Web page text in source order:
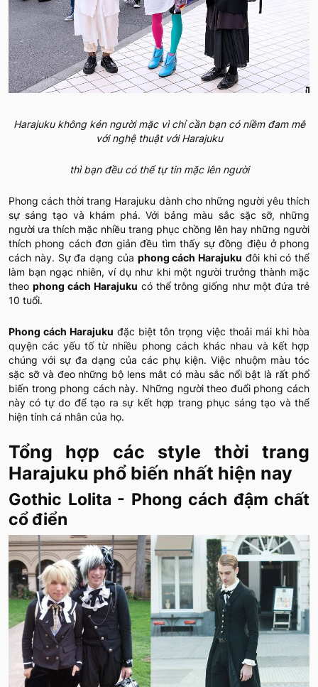
Harajuku không kén người mặc vì chỉ cần bạn có niềm đam mê
với nghệ thuật với Harajuku
thì bạn đều có thể tự tin mặc lên người
Phong cách thời trang Harajuku dành cho những người yêu thích
sự sáng tạo và khám phá. Với bảng màu sắc sặc sỡ, những
người ưa thích mặc nhiều trang phục chồng lên hay những người
thích phong cách đơn giản đều tìm thấy sự đồng điệu ở phong
cách này. Sự đa dạng của phong cách Harajuku đôi khi có thể
làm bạn ngạc nhiên, ví dụ như khi một người trưởng thành mặc
theo phong cách Harajuku có thể trông giống như một đứa trẻ
10 tuổi.
Phong cách Harajuku đặc biệt tôn trọng việc thoải mái khi hòa
quyện các yếu tố từ nhiều phong cách khác nhau và kết hợp
chúng với sự đa dạng của các phụ kiện. Việc nhuộm màu tóc
sặc sỡ và đeo những bộ lens mắt có màu sắc nổi bật là rất phổ
biến trong phong cách này. Những người theo đuổi phong cách
này có tự do để tạo ra sự kết hợp trang phục sáng tạo và thể
hiện tính cá nhân của họ.
Tổng hợp các style thời trang
Harajuku phổ biến nhất hiện nay
Gothic Lolita - Phong cách đậm chất
cổ điển